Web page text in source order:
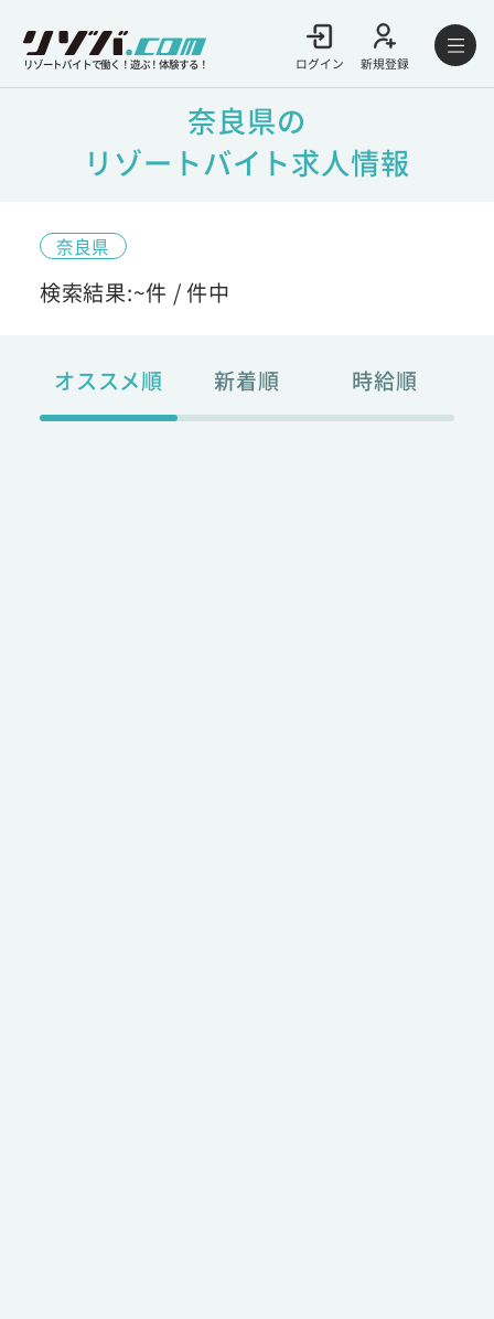
リゾートバイトで働く！遊ぶ！体験する！ ログイン 新規登録
奈良県の
リゾートバイト求人情報
奈良県
検索結果:~件 /件中
オススメ順 新着順 時給順